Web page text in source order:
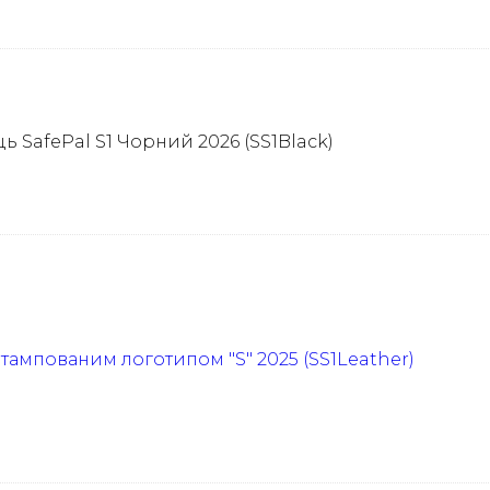
SafePal S1 Чорний 2026 (SS1Black)
логотипом "S" 2025 (SS1Leather)